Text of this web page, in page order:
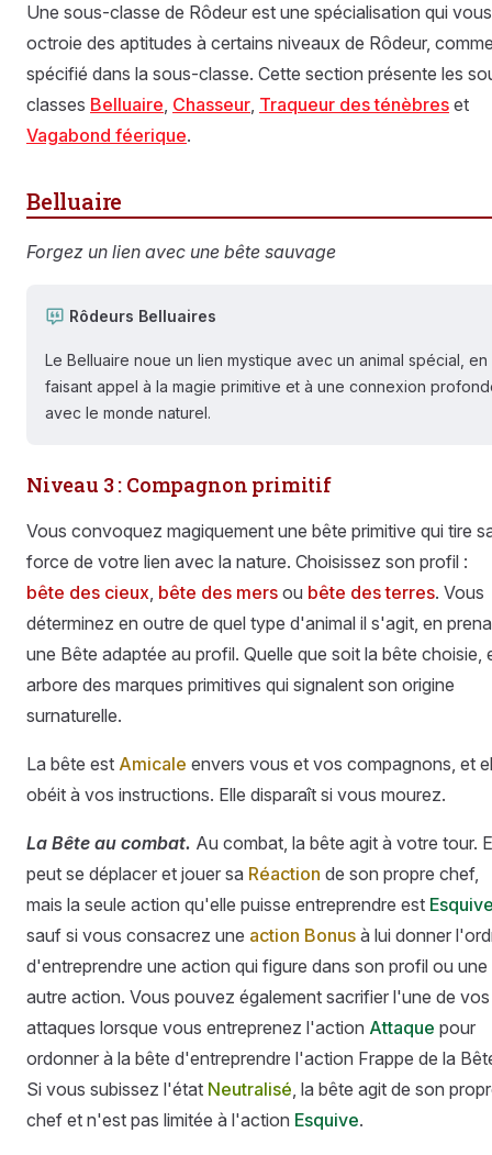
Une sous-classe de Rôdeur est une spécialisation qui vous
octroie des aptitudes à certains niveaux de Rôdeur,
spécifié dans la sous-classe. Cette section présente les
classes Belluaire Chasseur Traqueur des ténèbres et
Vagabond féerique.
Belluaire
Forgez un lien avec une bête sauvage
Rôdeurs Belluaires
Le Belluaire noue un lien mystique avec un animal spécial, en
faisant appel à la magie primitive et à une connexion
avec le monde naturel.
Niveau 3 : Compagnon primitif
Vous convoquez magiquement une bête primitive qui tire
force de votre lien avec la nature. Choisissez son profil :
bête des cieux bête des mers ou bête des terres. Vous
déterminez en outre de quel type d'animal il s'agit, en
une Bête adaptée au profil. Quelle que soit la bête choisie,
arbore des marques primitives qui signalent son origine
surnaturelle.
La bête est Amicale envers vous et vos compagnons, et
obéit à vos instructions. Elle disparaît si vous mourez.
La Bête au combat. Au combat, la bête agit à votre tour.
peut se déplacer et jouer sa Réaction de son propre chef,
mais la seule action qu'elle puisse entreprendre est
sauf si vous consacrez une action Bonus à lui donner
d'entreprendre une action qui figure dans son profil ou une
autre action. Vous pouvez également sacrifier l'une de vos
attaques lorsque vous entreprenez l'action Attaque pour
ordonner à la bête d'entreprendre l'action Frappe de la
Si vous subissez l'état Neutralisé , la bête agit de son
chef et n'est pas limitée à l'action Esquive.